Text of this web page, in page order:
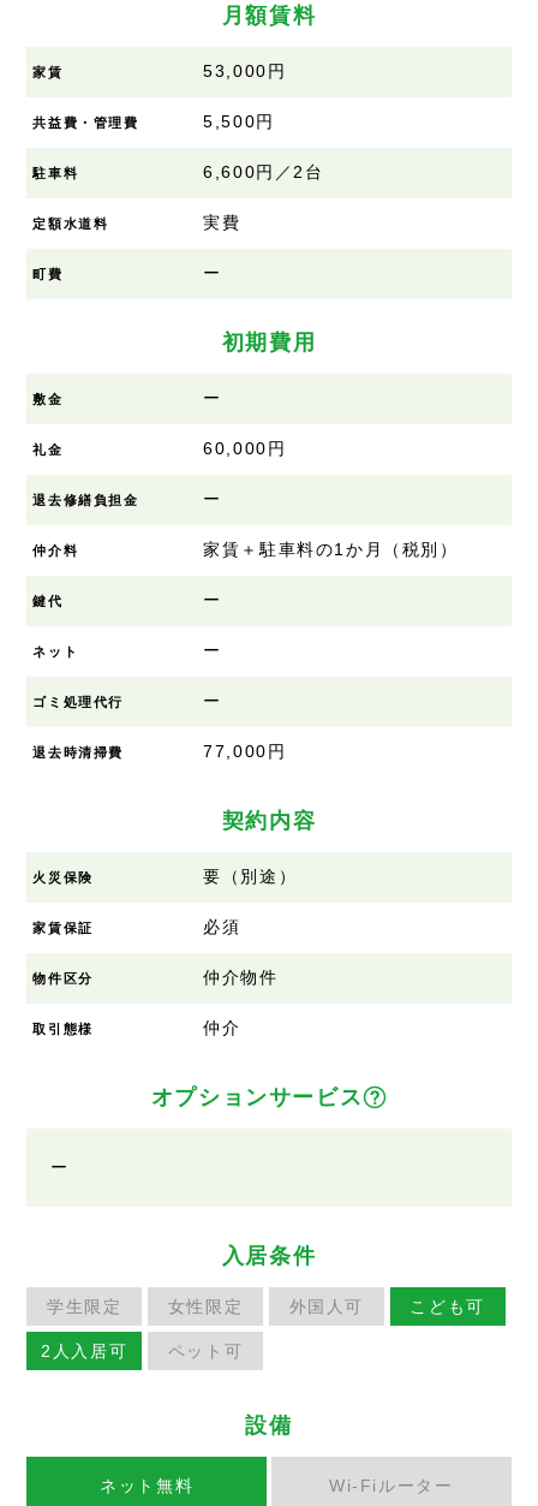
月額賃料
家賃 53,000円
共益費・管理費 5,500円
駐車料 6,600円／2台
定額水道料 実費
町費 ー
初期費用
敷金 ー
礼金 60,000円
退去修繕負担金 ー
仲介料 家賃＋駐車料の1か月（税別）
鍵代 ー
ネット ー
ゴミ処理代行 ー
退去時清掃費 77,000円
契約内容
火災保険 要（別途）
家賃保証 必須
物件区分 仲介物件
取引態様 仲介
オプションサービス
ー
入居条件
学生限定 女性限定 外国人可 こども可
2人入居可 ペット可
設備
ネット無料 Wi-Fiルーター